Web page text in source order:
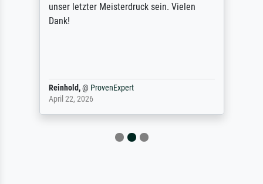
unser letzter Meisterdruck sein. Vielen
Dank!
Reinhold,@ ProvenExpert
April 22, 2026